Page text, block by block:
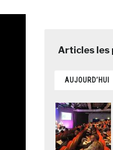
AUJOURD’HUI